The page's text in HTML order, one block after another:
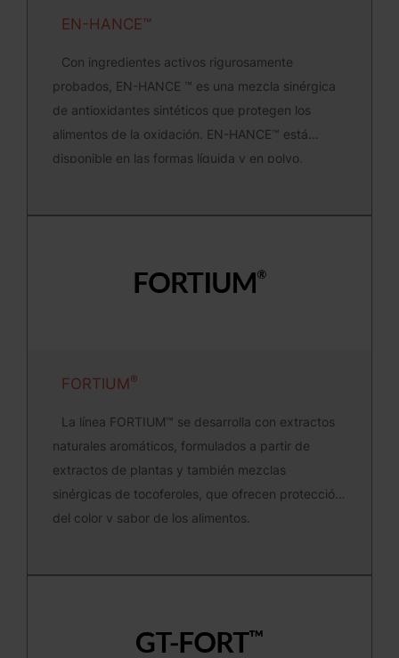
EN-HANCE™
Con ingredientes activos rigurosamente
probados, EN-HANCE ™ es una mezcla sinérgica
de antioxidantes sintéticos que protegen los
alimentos de la oxidación. EN-HANCE™ está
disponible en las formas líquida y en polvo,
FORTIUM ®
La línea FORTIUM™ se desarrolla con extractos
naturales aromáticos, formulados a partir de
extractos de plantas y también mezclas
sinérgicas de tocoferoles, que ofrecen protección
del color y sabor de los alimentos.